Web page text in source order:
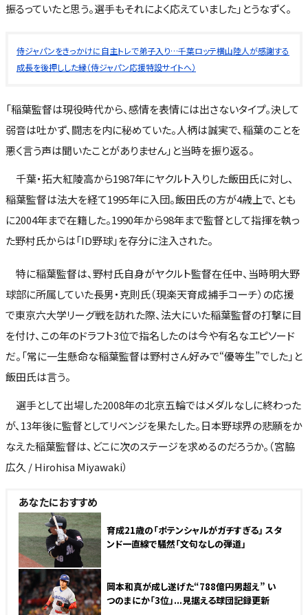
振るっていたと思う。選手もそれによく応えていました」とうなずく。
侍ジャパンをきっかけに自主トレで弟子入り…千葉ロッテ横山陸人が感謝する
成長を後押しした縁（侍ジャパン応援特設サイトへ）
「稲葉監督は現役時代から、感情を表情には出さないタイプ。決して
弱音は吐かず、闘志を内に秘めていた。人柄は誠実で、稲葉のことを
悪く言う声は聞いたことがありません」と当時を振り返る。
千葉・拓大紅陵高から1987年にヤクルト入りした飯田氏に対し、
稲葉監督は法大を経て1995年に入団。飯田氏の方が4歳上で、とも
に2004年まで在籍した。1990年から98年まで監督として指揮を執っ
た野村氏からは「ID野球」を存分に注入された。
特に稲葉監督は、野村氏自身がヤクルト監督在任中、当時明大野
球部に所属していた長男・克則氏（現楽天育成捕手コーチ）の応援
で東京六大学リーグ戦を訪れた際、法大にいた稲葉監督の打撃に目
を付け、この年のドラフト3位で指名したのは今や有名なエピソード
だ。「常に一生懸命な稲葉監督は野村さん好みで“優等生”でした」と
飯田氏は言う。
選手として出場した2008年の北京五輪ではメダルなしに終わった
が、13年後に監督としてリベンジを果たした。日本野球界の悲願をか
なえた稲葉監督は、どこに次のステージを求めるのだろうか。（宮脇
広久 / Hirohisa Miyawaki）
あなたにおすすめ
育成21歳の「ポテンシャルがガチすぎる」 スタ
ンド一直線で騒然「文句なしの弾道」
岡本和真が成し遂げた“788億円男超え” い
つのまにか「3位」...見据える球団記録更新